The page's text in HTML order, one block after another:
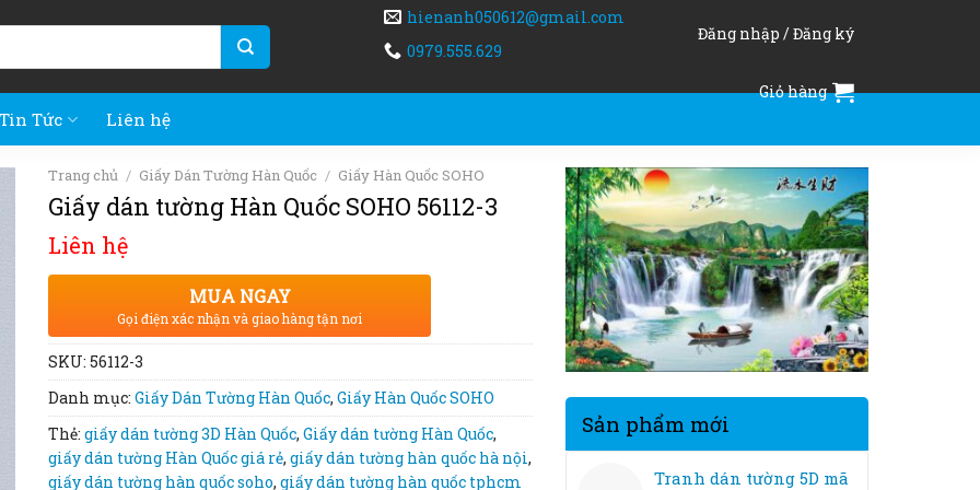
hienanh050612@gmail.com
0979.555.629
Đăng nhập / Đăng ký
Giỏ hàng
Tin Tức Liên hệ
Trang chủ / Giấy Dán Tường Hàn Quốc / Giấy Hàn Quốc SOHO
Giấy dán tường Hàn Quốc SOHO 56112-3
Liên hệ
MUA NGAY
Gọi điện xác nhận và giao hàng tận nơi
SKU: 56112-3
Danh mục: Giấy Dán Tường Hàn Quốc, Giấy Hàn Quốc SOHO
Thẻ: giấy dán tường 3D Hàn Quốc, Giấy dán tường Hàn Quốc,
giấy dán tường Hàn Quốc giá rẻ, giấy dán tường hàn quốc hà nội,
giấy dán tường hàn quốc soho, giấy dán tường hàn quốc tphcm
Sản phẩm mới
Tranh dán tường 5D mã